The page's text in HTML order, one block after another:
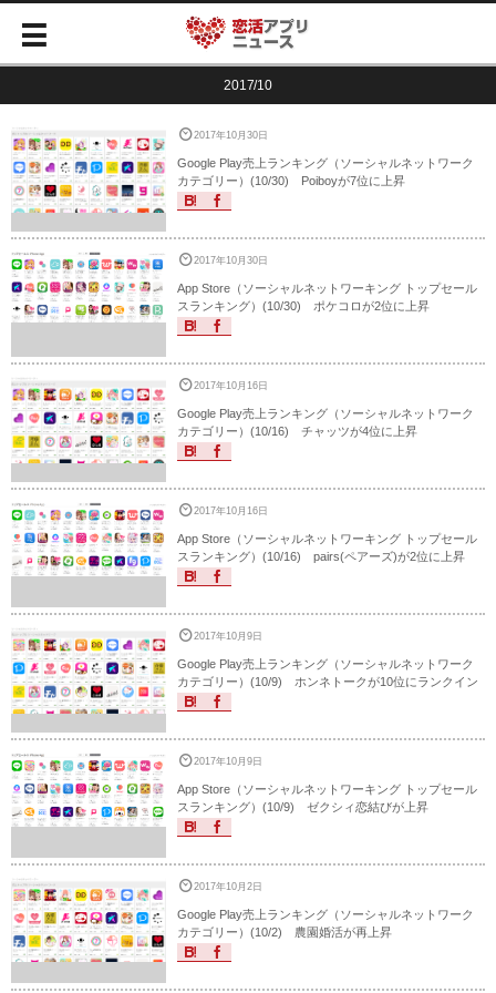
2017/10
2017年10月30日
Google Play売上ランキング（ソーシャルネットワーク
カテゴリー）(10/30) Poiboyが7位に上昇
2017年10月30日
App Store（ソーシャルネットワーキング トップセール
スランキング）(10/30) ポケコロが2位に上昇
2017年10月16日
Google Play売上ランキング（ソーシャルネットワーク
カテゴリー）(10/16) チャッツが4位に上昇
2017年10月16日
App Store（ソーシャルネットワーキング トップセール
スランキング）(10/16) pairs(ペアーズ)が2位に上昇
2017年10月9日
Google Play売上ランキング（ソーシャルネットワーク
カテゴリー）(10/9) ホンネトークが10位にランクイン
2017年10月9日
App Store（ソーシャルネットワーキング トップセール
スランキング）(10/9) ゼクシィ恋結びが上昇
2017年10月2日
Google Play売上ランキング（ソーシャルネットワーク
カテゴリー）(10/2) 農園婚活が再上昇